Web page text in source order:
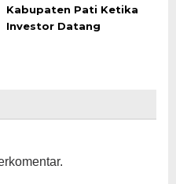
Kabupaten Pati Ketika
Investor Datang